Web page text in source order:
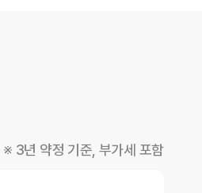
※ 3년 약정 기준, 부가세 포함